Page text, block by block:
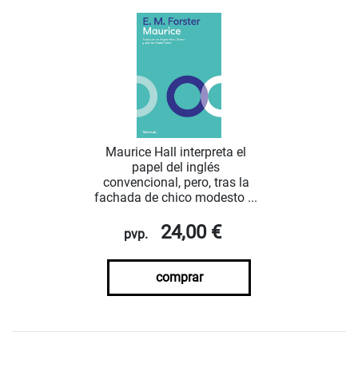
Maurice Hall interpreta el
papel del inglés
convencional, pero, tras la
fachada de chico modesto ...
pvp. 24,00 €
comprar